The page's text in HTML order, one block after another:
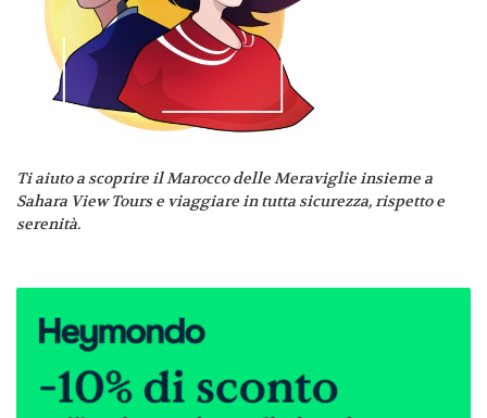
Ti aiuto a scoprire il Marocco delle Meraviglie insieme a
Sahara View Tours e viaggiare in tutta sicurezza, rispetto e
serenità.